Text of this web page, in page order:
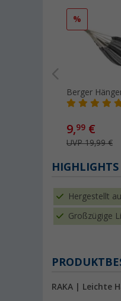
%
Berger
9,99 €
UVP 19,99 €
HIGHLIGHTS
Hergestellt
Großzügige
RAKA | Leichte